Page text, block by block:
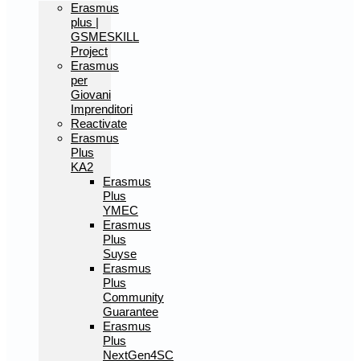
Erasmus
plus |
GSMESKILL
Project
Erasmus
per
Giovani
Imprenditori
Reactivate
Erasmus
Plus
KA2
Erasmus
Plus
YMEC
Erasmus
Plus
Suyse
Erasmus
Plus
Community
Guarantee
Erasmus
Plus
NextGen4SC